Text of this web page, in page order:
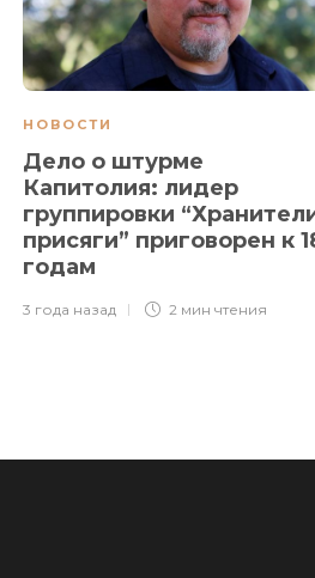
НОВОСТИ
Дело о штурме
Капитолия: лидер
группировки
присяги” приговорен к
годам
3 года назад 2 мин чтения